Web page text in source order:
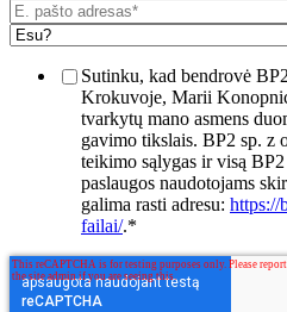
Sutinku, kad bendrovė
Krokuvoje, Marii
tvarkytų mano asmens
gavimo tikslais. BP2 sp. z
teikimo sąlygas ir visą
paslaugos naudotojams
galima rasti adresu: https://
failai/.*